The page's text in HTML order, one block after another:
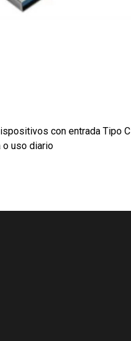
con entrada Tipo C
o uso diario